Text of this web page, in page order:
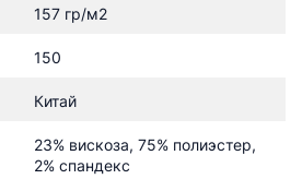
157 гр/м2
150
Китай
23% вискоза, 75% полиэстер,
2% спандекс